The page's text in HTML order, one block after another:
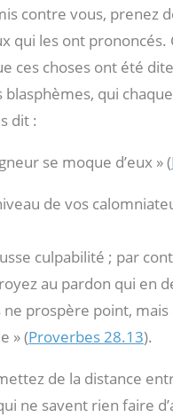
contre vous, prenez
qui les ont prononcés.
ces choses ont été
qui
dit :
se moque d’eux » (
de vos
culpabilité ; par
au pardon qui en
prospère point,
» (Proverbes 28.13).
de la distance
ne savent rien faire